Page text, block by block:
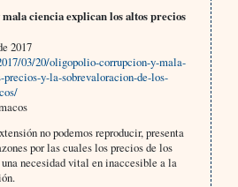
ciencia explican los altos precios
2017
03/20/oligopolio-corrupcion-y-mala-
y-la-sobrevaloracion-de-los-
no podemos reproducir, presenta
por las cuales los precios de los
necesidad vital en inaccesible a la